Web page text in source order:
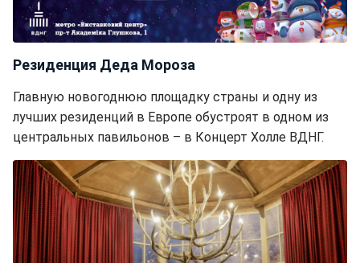
Резиденция Деда Мороза
Главную новогоднюю площадку страны и одну из
лучших резиденций в Европе обустроят в одном из
центральных павильонов – в Концерт Холле ВДНГ.